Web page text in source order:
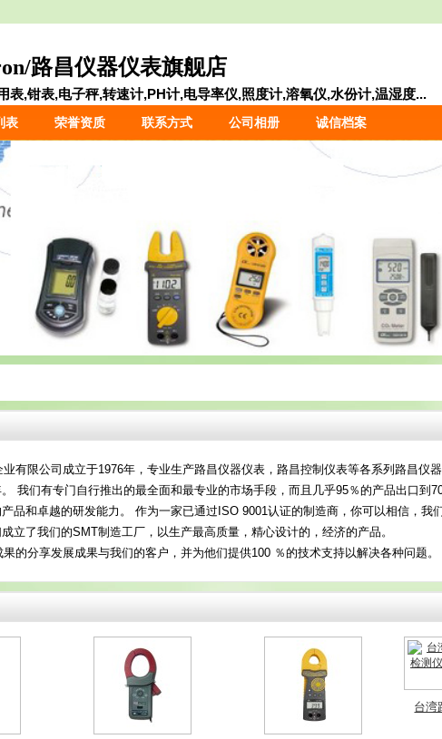
路昌仪器仪表旗舰店
表,钳表,电子秤,转速计,PH计,电导率仪,照度计,溶氧仪,水份计,温湿度...
表 荣誉资质 联系方式 公司相册 诚信档案
限公司成立于1976年，专业生产路昌仪器仪表，路昌控制仪表等各系列路昌仪
我们有专门自行推出的最全面和最专业的市场手段，而且几乎95％的产品出口到
品和卓越的研发能力。 作为一家已通过ISO 9001认证的制造商，你可以相信，我
立了我们的SMT制造工厂，以生产最高质量，精心设计的，经济的产品。
分享发展成果与我们的客户，并为他们提供100 ％的技术支持以解决各种问题。
台湾
检